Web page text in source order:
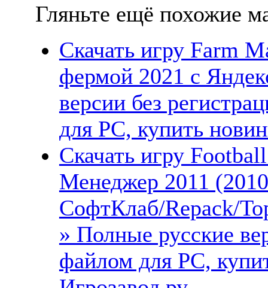
Гляньте ещё похожие
Скачать игру Farm
фермой 2021 с
версии без
для PC, купить
Скачать игру
Менеджер 2011
СофтКлаб/Repack/
» Полные русские
файлом для PC,